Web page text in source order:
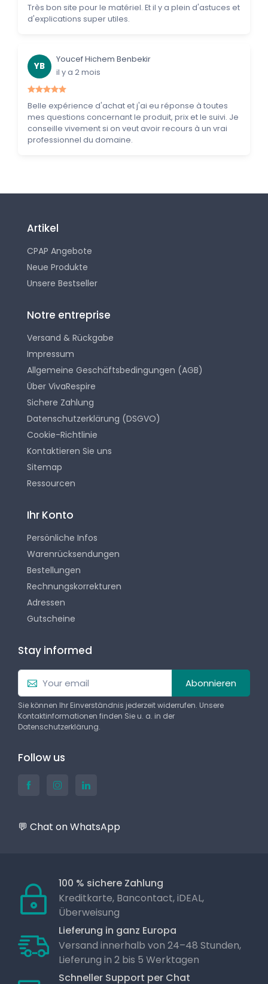
Très bon site pour le matériel. Et il y a plein d'astuces et
d'explications super utiles.
YB
Youcef Hichem Benbekir
il y a 2 mois
Belle expérience d'achat et j'ai eu réponse à toutes
mes questions concernant le produit, prix et le suivi. Je
conseille vivement si on veut avoir recours à un vrai
professionnel du domaine.
Artikel
CPAP Angebote
Neue Produkte
Unsere Bestseller
Notre entreprise
Versand & Rückgabe
Impressum
Allgemeine Geschäftsbedingungen (AGB)
Über VivaRespire
Sichere Zahlung
Datenschutzerklärung (DSGVO)
Cookie-Richtlinie
Kontaktieren Sie uns
Sitemap
Ressourcen
Ihr Konto
Persönliche Infos
Warenrücksendungen
Bestellungen
Rechnungskorrekturen
Adressen
Gutscheine
Stay informed
Abonnieren
Sie können Ihr Einverständnis jederzeit widerrufen. Unsere
Kontaktinformationen finden Sie u. a. in der
Datenschutzerklärung.
Follow us
💬 Chat on WhatsApp
100 % sichere Zahlung
Kreditkarte, Bancontact, iDEAL,
Überweisung
Lieferung in ganz Europa
Versand innerhalb von 24–48 Stunden,
Lieferung in 2 bis 5 Werktagen
Schneller Support per Chat